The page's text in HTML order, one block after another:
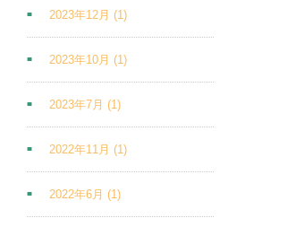
2023年12月(1)
2023年10月(1)
2023年7月(1)
2022年11月(1)
2022年6月(1)